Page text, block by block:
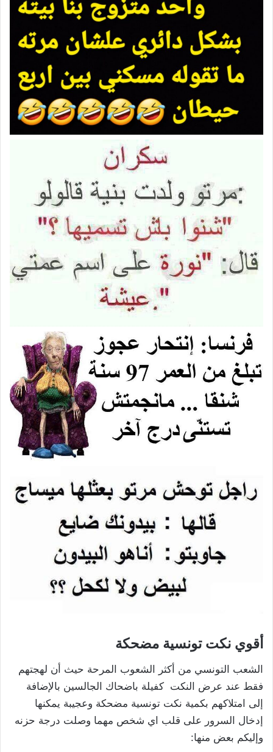
أقوي نكت تونسية مضحكة
الشعب التونسي من أكثر الشعوب المرحة حيث أن لهجتهم
فقط عند عرض النكت كفيلة باضحاك الجالسين بالإضافة
إلى امتلاكهم بكمية نكت تونسية مضحكة وعجيبة يمكنها
إدخال السرور على قلب اي شخص مهما وصلت درجة حزنه
وإليكم بعض منها: